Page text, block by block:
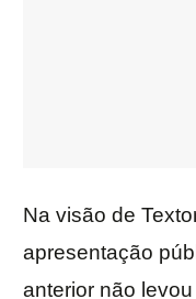
Na visão de
apresentação
anterior não